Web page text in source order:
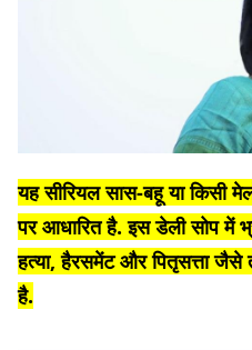
यह सीरियल सास-बहू या किसी
पर आधारित है. इस डेली सोप में
हत्या, हैरसमेंट और पितृसत्ता जैसे
है.